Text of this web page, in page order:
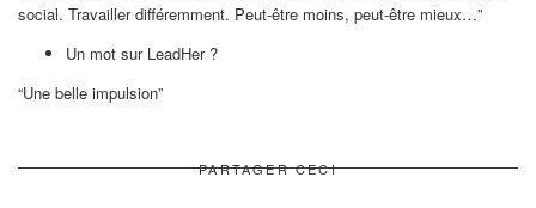
social. Travailler différemment. Peut-être moins, peut-être mieux…”
Un mot sur LeadHer ?
“Une belle impulsion”
PARTAGER CECI